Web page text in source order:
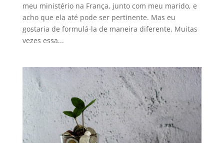
meu ministério na França, junto com meu marido, e
acho que ela até pode ser pertinente. Mas eu
gostaria de formulá-la de maneira diferente. Muitas
vezes essa...